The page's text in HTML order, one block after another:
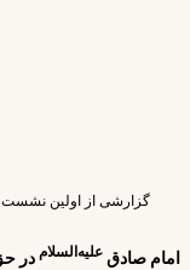
گزارشی از اولین نشست
امام صادق علیه‌السلام در